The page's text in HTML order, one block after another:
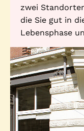
zwei
die Sie gut in
Lebensphase